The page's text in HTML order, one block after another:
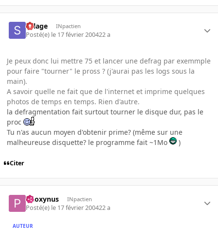
Sillage INpactien
Posté(e) le 17 février 200422 a
Je peux donc lui mettre 75 et lancer une defrag par exemmple
pour faire "tourner" le pross ? (j'aurai pas les logs sous la
main).
A savoir quelle ne fait que de l'internet et imprime quelques
photos de temps en temps. Rien d'autre.
la defragmentation fait surtout tourner le disque dur, pas le
proc
Tu n'as aucun moyen d'obtenir prime? (même sur une
malheureuse disquette? le programme fait ~1Mo
)
Citer
Phoxynus INpactien
Posté(e) le 17 février 200422 a
AUTEUR